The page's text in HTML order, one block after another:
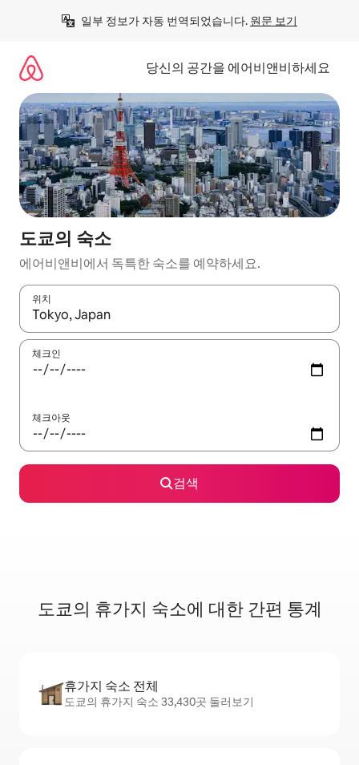
일부 정보가 자동 번역되었습니다. 원문 보기
당신의 공간을 에어비앤비하세요
도쿄의 숙소
에어비앤비에서 독특한 숙소를 예약하세요.
위치
결과가 나오면 위·아래 화살표 키를 사용하거나 터치 또는 스와이
체크인
체크아웃
검색
도쿄의 휴가지 숙소에 대한 간편 통계
휴가지 숙소 전체
도쿄의 휴가지 숙소 33,430곳 둘러보기